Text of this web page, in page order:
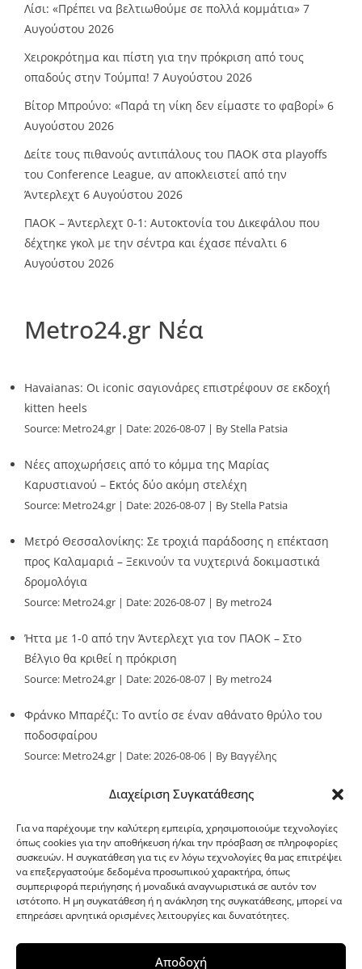
Διαχείριση Συγκατάθεσης
Για να παρέχουμε την καλύτερη εμπειρία, χρησιμοποιούμε τεχνολογίες
όπως cookies για την αποθήκευση ή/και την πρόσβαση σε πληροφορίες
συσκευών. Η συγκατάθεση για τις εν λόγω τεχνολογίες θα μας επιτρέψει
να επεξεργαστούμε δεδομένα προσωπικού χαρακτήρα, όπως
συμπεριφορά περιήγησης ή μοναδικά αναγνωριστικά σε αυτόν τον
ιστότοπο. Η μη συγκατάθεση ή η ανάκληση της συγκατάθεσης, μπορεί να
επηρεάσει αρνητικά ορισμένες λειτουργίες και δυνατότητες.
Αποδοχή
Λίσι: «Πρέπει να βελτιωθούμε σε πολλά κομμάτια» 7
Αυγούστου 2026
Χειροκρότημα και πίστη για την πρόκριση από τους
οπαδούς στην Τούμπα! 7 Αυγούστου 2026
Βίτορ Μπρούνο: «Παρά τη νίκη δεν είμαστε το φαβορί» 6
Αυγούστου 2026
Δείτε τους πιθανούς αντιπάλους του ΠΑΟΚ στα playoffs
του Conference League, αν αποκλειστεί από την
Άντερλεχτ 6 Αυγούστου 2026
ΠΑΟΚ – Άντερλεχτ 0-1: Αυτοκτονία του Δικεφάλου που
δέχτηκε γκολ με την σέντρα και έχασε πέναλτι 6
Αυγούστου 2026
Metro24.gr Νέα
Havaianas: Οι iconic σαγιονάρες επιστρέφουν σε εκδοχή
kitten heels
Source: Metro24.gr Date: 2026-08-07 By Stella Patsia
Νέες αποχωρήσεις από το κόμμα της Μαρίας
Καρυστιανού – Εκτός δύο ακόμη στελέχη
Source: Metro24.gr Date: 2026-08-07 By Stella Patsia
Μετρό Θεσσαλονίκης: Σε τροχιά παράδοσης η επέκταση
προς Καλαμαριά – Ξεκινούν τα νυχτερινά δοκιμαστικά
δρομολόγια
Source: Metro24.gr Date: 2026-08-07 By metro24
Ήττα με 1-0 από την Άντερλεχτ για τον ΠΑΟΚ – Στο
Βέλγιο θα κριθεί η πρόκριση
Source: Metro24.gr Date: 2026-08-07 By metro24
Φράνκο Μπαρέζι: Το αντίο σε έναν αθάνατο θρύλο του
ποδοσφαίρου
Source: Metro24.gr Date: 2026-08-06
By Βαγγέλης
G-point.gr